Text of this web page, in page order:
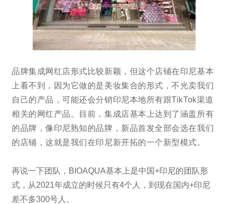
品牌集成网红店形式比较新颖，但这个店铺在印尼基本
上看不到，因为它做的是美妆集合的形式，不光卖我们
自己的产品，可能还会分销印尼本地所有跟TikTok渠道
相关的网红产品。目前，集成店基本上达到了涵盖所有
的品牌，像印尼熟知的品牌，新品首发全部会选在我们
的店铺，这就是我们在印尼新开拓的一个新型模式。
再说一下团队，BIOAQUA基本上是中国+印尼的团队形
式，从2021年成立的时候只有4个人，到现在国内+印尼
差不多300号人。